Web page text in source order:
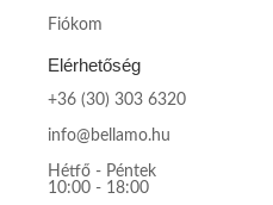
Fiókom
Elérhetőség
+36 (30) 303 6320
info@bellamo.hu
Hétfő - Péntek
10:00 - 18:00